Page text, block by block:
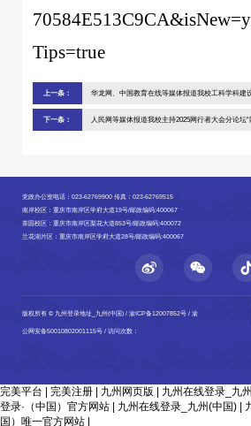
Tips=true
上一条： 华龙网、中国教育在线等媒体报道我校工科学科建
下一条： 人民网等媒体报道我校主持2025网行者大会分论坛
党政办公室电话：023-62769900 传真：023-62769515
南岸校区：重庆市南岸区学府大道19号/邮政编码:400067
茶园校区：重庆市南岸区梨花大道853号/邮政编码:400072
兰花湖片区：重庆市南岸区学府大道28号/邮政编码:400067
版权所有 © 九州登录地址_九州(中国) / 渝ICP备12007852号 / 渝
公网安备50010802001115号 / 访问次数：
完美平台 | 完美注册 | 九州网页版 | 九州在线登录_九
登录·（中国）官方网站 | 九州在线登录_九州(中国) |
国）唯一官方网站 |